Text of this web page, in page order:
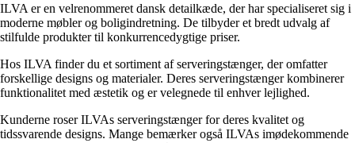
ILVA er en velrenommeret dansk detailkæde, der har specialiseret sig i
moderne møbler og boligindretning. De tilbyder et bredt udvalg af
stilfulde produkter til konkurrencedygtige priser.
Hos ILVA finder du et sortiment af serveringstænger, der omfatter
forskellige designs og materialer. Deres serveringstænger kombinerer
funktionalitet med æstetik og er velegnede til enhver lejlighed.
Kunderne roser ILVAs serveringstænger for deres kvalitet og
tidssvarende designs. Mange bemærker også ILVAs imødekommende